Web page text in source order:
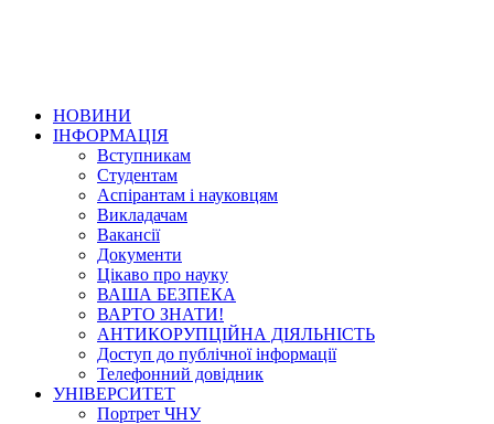
НОВИНИ
ІНФОРМАЦІЯ
Вступникам
Студентам
Аспірантам і науковцям
Викладачам
Вакансії
Документи
Цікаво про науку
ВАША БЕЗПЕКА
ВАРТО ЗНАТИ!
АНТИКОРУПЦІЙНА ДІЯЛЬНІСТЬ
Доступ до публічної інформації
Телефонний довідник
УНІВЕРСИТЕТ
Портрет ЧНУ